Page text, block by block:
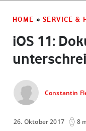
HOME » SERVICE &
iOS 11:
Constantin
26. Oktober 2017 8